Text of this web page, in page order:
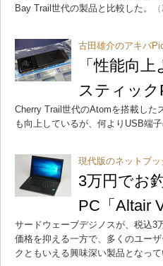
Bay Trail世代の製品と比較した。
古田雄介のアキバ
「性能向
スティック
Cherry Trail世代のAtomを搭載した
も向上しているが、何よりUSB端
現代版のネットブッ
3万円でお
PC「Altair
サードウェーブデジノスが、税込3
価格を抑える一方で、多くのユー
クともいえる興味深い製品となっ